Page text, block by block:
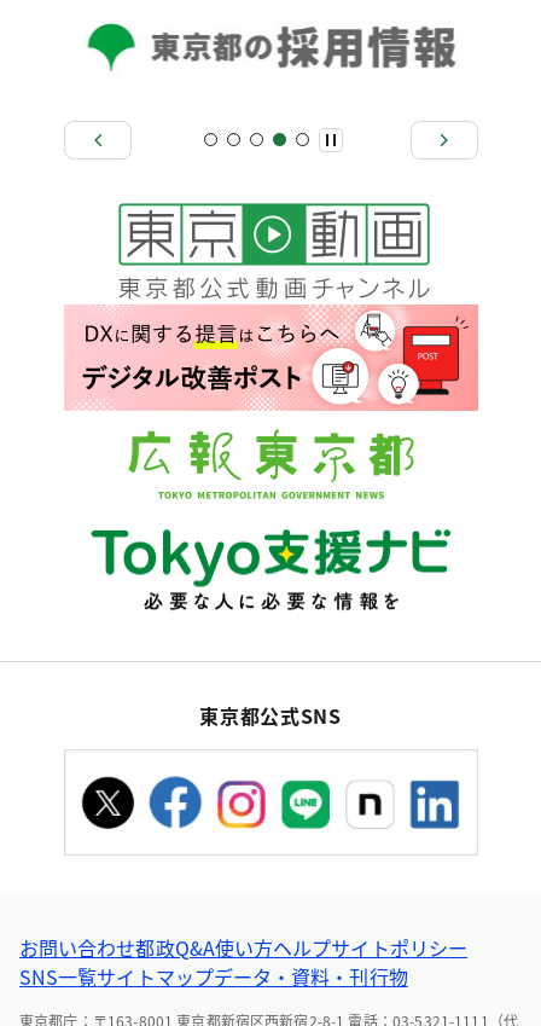
東京都公式SNS
お問い合わせ都政Q&A使い方ヘルプサイトポリシー
SNS一覧サイトマップデータ・資料・刊行物
東京都庁：〒163-8001 東京都新宿区西新宿2-8-1 電話：03-5321-1111（代